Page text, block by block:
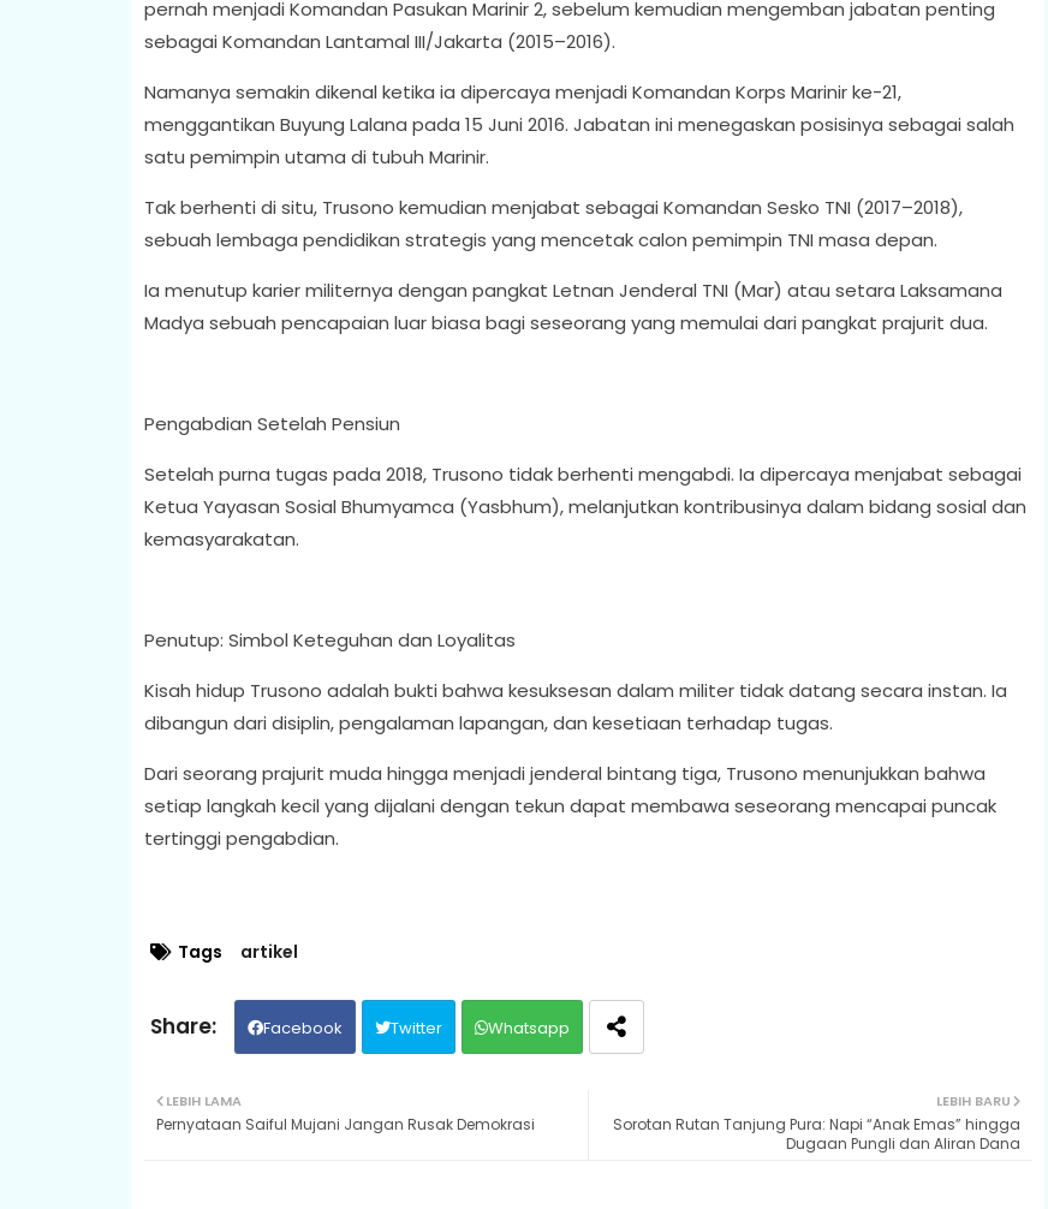
pernah menjadi Komandan Pasukan Marinir 2, sebelum kemudian mengemban jabatan penting
sebagai Komandan Lantamal III/Jakarta (2015–2016).
Namanya semakin dikenal ketika ia dipercaya menjadi Komandan Korps Marinir ke-21,
menggantikan Buyung Lalana pada 15 Juni 2016. Jabatan ini menegaskan posisinya sebagai salah
satu pemimpin utama di tubuh Marinir.
Tak berhenti di situ, Trusono kemudian menjabat sebagai Komandan Sesko TNI (2017–2018),
sebuah lembaga pendidikan strategis yang mencetak calon pemimpin TNI masa depan.
Ia menutup karier militernya dengan pangkat Letnan Jenderal TNI (Mar) atau setara Laksamana
Madya sebuah pencapaian luar biasa bagi seseorang yang memulai dari pangkat prajurit dua.
Pengabdian Setelah Pensiun
Setelah purna tugas pada 2018, Trusono tidak berhenti mengabdi. Ia dipercaya menjabat sebagai
Ketua Yayasan Sosial Bhumyamca (Yasbhum), melanjutkan kontribusinya dalam bidang sosial dan
kemasyarakatan.
Penutup: Simbol Keteguhan dan Loyalitas
Kisah hidup Trusono adalah bukti bahwa kesuksesan dalam militer tidak datang secara instan. Ia
dibangun dari disiplin, pengalaman lapangan, dan kesetiaan terhadap tugas.
Dari seorang prajurit muda hingga menjadi jenderal bintang tiga, Trusono menunjukkan bahwa
setiap langkah kecil yang dijalani dengan tekun dapat membawa seseorang mencapai puncak
tertinggi pengabdian.
Tags artikel
Facebook Twitter Whatsapp
LEBIH BARU
Sorotan Rutan Tanjung Pura: Napi “Anak Emas” hingga
Dugaan Pungli dan Aliran Dana
LEBIH LAMA
Pernyataan Saiful Mujani Jangan Rusak Demokrasi